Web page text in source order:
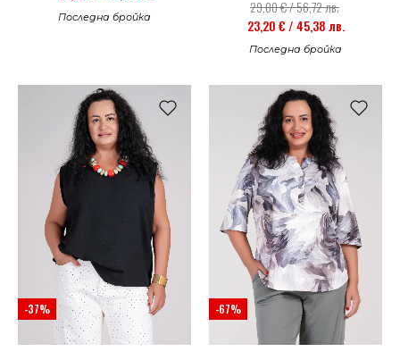
Последна бройка
29,00 € / 56,72 лв.
23,20 € / 45,38 лв.
Последна бройка
-37% -67%